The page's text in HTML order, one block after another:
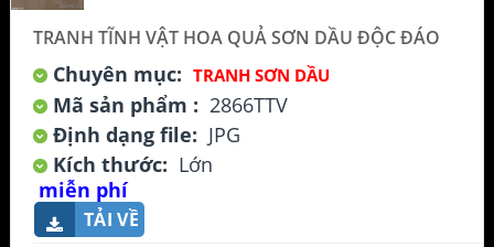
TRANH TĨNH VẬT HOA QUẢ SƠN DẦU ĐỘC ĐÁO
Chuyên mục: TRANH SƠN DẦU
Mã sản phẩm : 2866TTV
Định dạng file: JPG
Kích thước: Lớn
miễn phí
TẢI VỀ